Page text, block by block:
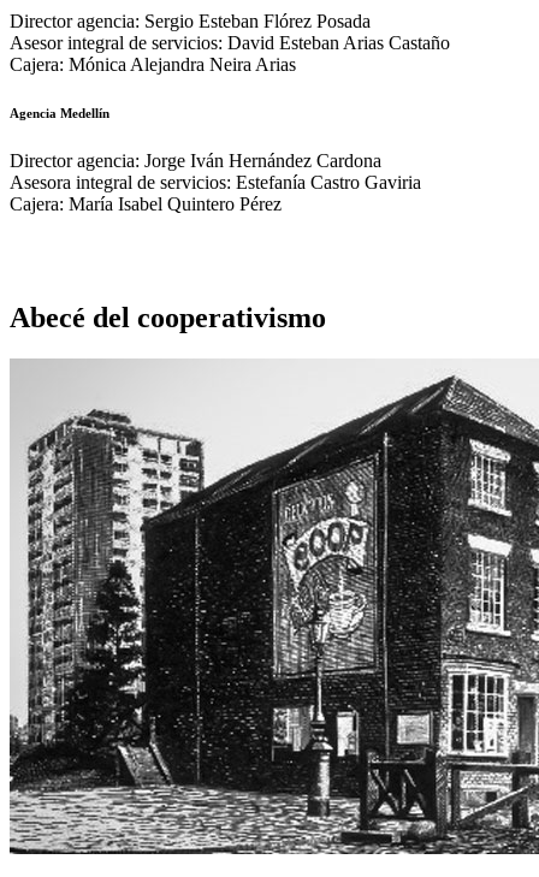
Director agencia: Sergio Esteban Flórez Posada
Asesor integral de servicios: David Esteban Arias Castaño
Cajera: Mónica Alejandra Neira Arias
Agencia Medellín
Director agencia: Jorge Iván Hernández Cardona
Asesora integral de servicios: Estefanía Castro Gaviria
Cajera: María Isabel Quintero Pérez
Abecé del cooperativismo